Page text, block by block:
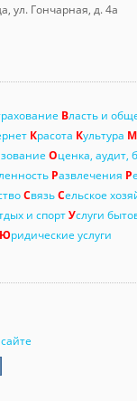
ул. Гончарная, д. 4а
Власть и
Красота Культура М
Оценка, аудит,
Развлечения Р
СвязьСельское
и спортУслуги
Юридические услуги